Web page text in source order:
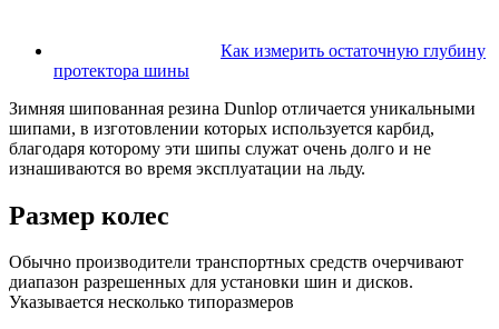
Как измерить остаточную глубину
протектора шины
Зимняя шипованная резина Dunlop отличается уникальными
шипами, в изготовлении которых используется карбид,
благодаря которому эти шипы служат очень долго и не
изнашиваются во время эксплуатации на льду.
Размер колес
Обычно производители транспортных средств очерчивают
диапазон разрешенных для установки шин и дисков.
Указывается несколько типоразмеров